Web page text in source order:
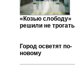
«Козью слободу»
решили не трогать
Город осветят по-
новому